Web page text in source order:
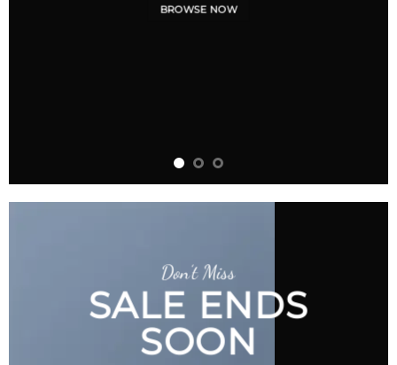
BROWSE NOW
Don’t Miss
SALE ENDS
SOON